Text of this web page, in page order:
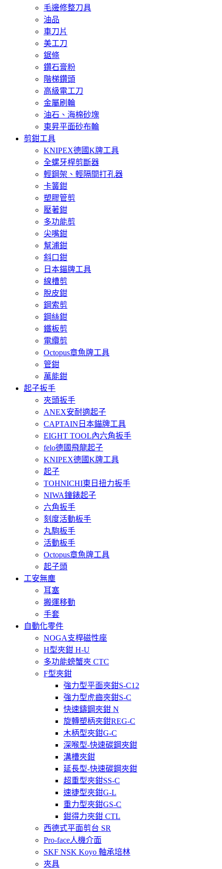
毛邊修整刀具
油品
車刀片
美工刀
鋸條
鑽石膏粉
階梯鑽頭
高級電工刀
金屬刷輪
油石、海棉砂塊
東昇平面砂布輪
剪鉗工具
KNIPEX德國K牌工具
全螺牙桿剪斷器
輕鋼架、輕隔間打孔器
卡簧鉗
塑膠管剪
壓著鉗
多功能剪
尖嘴鉗
幫浦鉗
斜口鉗
日本錨牌工具
線槽剪
脫皮鉗
鋼索剪
鋼絲鉗
鐵板剪
電纜剪
Octopus章魚牌工具
管鉗
萬能鉗
起子扳手
夾頭扳手
ANEX安耐適起子
CAPTAIN日本錨牌工具
EIGHT TOOL內六角扳手
felo德國飛龍起子
KNIPEX德國K牌工具
起子
TOHNICHI東日扭力扳手
NIWA鐘錶起子
六角扳手
刻度活動板手
丸駒板手
活動板手
Octopus章魚牌工具
起子頭
工安無塵
耳塞
搬運移動
手套
自動化零件
NOGA支桿磁性座
H型夾鉗 H-U
多功能螃蟹夾 CTC
F型夾鉗
強力型平面夾鉗S-C12
強力型虎齒夾鉗S-C
快速鑄鋼夾鉗 N
旋轉塑柄夾鉗REG-C
木柄型夾鉗G-C
深喉型-快速碳鋼夾鉗
溝槽夾鉗
延長型-快速碳鋼夾鉗
超重型夾鉗SS-C
速捷型夾鉗G-L
重力型夾鉗GS-C
鉗得力夾鉗 CTL
西德式平面剪台 SR
Pro-face人機介面
SKF NSK Koyo 軸承培林
夾具